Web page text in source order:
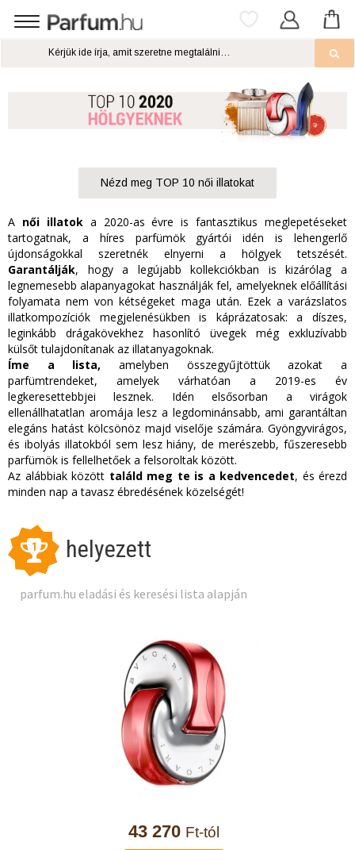
Nézd meg TOP 10 női illatokat
A női illatoka 2020-as évre is fantasztikus meglepetéseket
tartogatnak, a híres parfümök gyártói idén is lehengerlő
újdonságokkal szeretnék elnyerni a hölgyek tetszését.
Garantálják, hogy a legújabb kollekciókban is kizárólag a
legnemesebb alapanyagokat használják fel, amelyeknek előállítási
folyamata nem von kétségeket maga után. Ezek a varázslatos
illatkompozíciók megjelenésükben is káprázatosak: a díszes,
leginkább drágakövekhez hasonlító üvegek még exkluzívabb
külsőt tulajdonítanak az illatanyagoknak.
Íme a lista, amelyben összegyűjtöttük azokat a
parfümtrendeket, amelyek várhatóan a 2019-es év
legkeresettebbjei lesznek. Idén elsősorban a virágok
ellenállhatatlan aromája lesz a legdominánsabb, ami garantáltan
elegáns hatást kölcsönöz majd viselője számára. Gyöngyvirágos,
és ibolyás illatokból sem lesz hiány, de merészebb, fűszeresebb
parfümök is fellelhetőek a felsoroltak között.
Az alábbiak között találd meg te is a kedvencedet, és érezd
minden nap a tavasz ébredésének közelségét!
1 helyezett
parfum.hu eladási és keresési lista alapján
43 270 Ft-tól